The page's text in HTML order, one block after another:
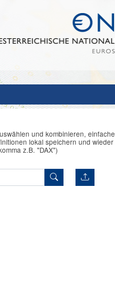
und kombinieren, einfache
lokal speichern und wieder
z.B. "DAX")